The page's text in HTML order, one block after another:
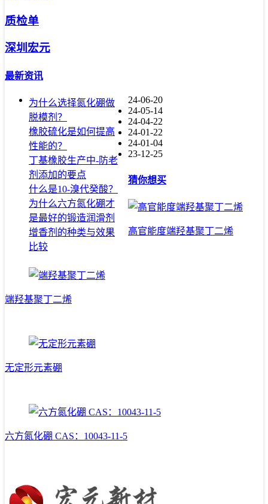
质检单
深圳宏元
最新资讯
为什么选择氮化硼做
脱模剂？
24-06-20
橡胶硫化是如何提高
性能的？
24-05-14
丁基橡胶生产中-防老
剂添加的要点
24-04-22
什么是10-溴代癸酸？
24-01-22
为什么六方氮化硼才
是最好的锻造润滑剂
24-01-04
增香剂的种类与效果
比较
23-12-25
猜你想买
高官能度端羟基聚丁二烯
端羟基聚丁二烯
无定形元素硼
六方氮化硼 CAS：10043-11-5